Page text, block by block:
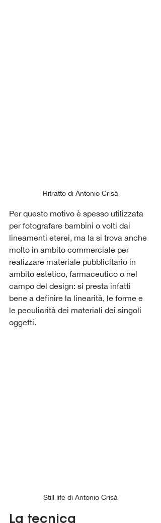
Ritratto di Antonio Crisà
Per questo motivo è spesso utilizzata
per fotografare bambini o volti dai
lineamenti eterei, ma la si trova anche
molto in ambito commerciale per
realizzare materiale pubblicitario in
ambito estetico, farmaceutico o nel
campo del design: si presta infatti
bene a definire la linearità, le forme e
le peculiarità dei materiali dei singoli
oggetti.
Still life di Antonio Crisà
La tecnica